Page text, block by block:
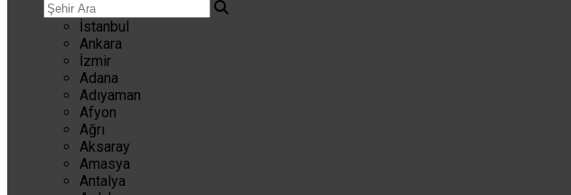
İstanbul
Ankara
İzmir
Adana
Adıyaman
Afyon
Ağrı
Aksaray
Amasya
Antalya